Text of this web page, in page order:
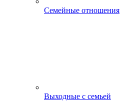
Семейные отношения
Выходные с семьей